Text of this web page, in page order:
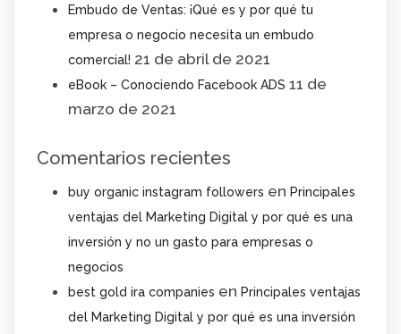
Embudo de Ventas: ¡Qué es y por qué tu
empresa o negocio necesita un embudo
comercial! 21 de abril de 2021
eBook – Conociendo Facebook ADS 11 de
marzo de 2021
Comentarios recientes
buy organic instagram followers en Principales
ventajas del Marketing Digital y por qué es una
inversión y no un gasto para empresas o
negocios
best gold ira companies en Principales ventajas
del Marketing Digital y por qué es una inversión